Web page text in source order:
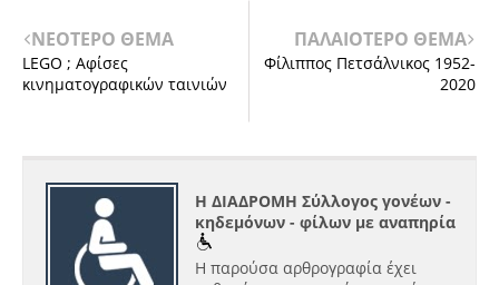
ΝΕΟΤΕΡΟ ΘΕΜΑ
LEGO ; Αφίσες
κινηματογραφικών ταινιών
ΠΑΛΑΙΟΤΕΡΟ ΘΕΜΑ
Φίλιππος Πετσάλνικος 1952-
2020
Η ΔΙΑΔΡΟΜΗ Σύλλογος γονέων -
κηδεμόνων - φίλων με αναπηρία
Η παρούσα αρθρογραφία έχει